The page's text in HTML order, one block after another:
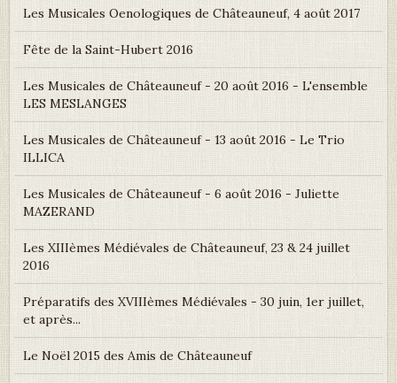
Les Musicales Oenologiques de Châteauneuf, 4 août 2017
Fête de la Saint-Hubert 2016
Les Musicales de Châteauneuf - 20 août 2016 - L'ensemble
LES MESLANGES
Les Musicales de Châteauneuf - 13 août 2016 - Le Trio
ILLICA
Les Musicales de Châteauneuf - 6 août 2016 - Juliette
MAZERAND
Les XIIIèmes Médiévales de Châteauneuf, 23 & 24 juillet
2016
Préparatifs des XVIIIèmes Médiévales - 30 juin, 1er juillet,
et après...
Le Noël 2015 des Amis de Châteauneuf